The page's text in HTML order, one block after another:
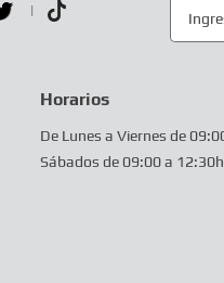
Horarios
De Lunes a Viernes de
Sábados de 09:00 a